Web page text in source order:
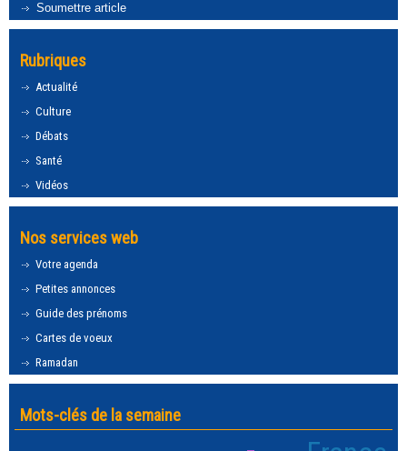
Soumettre article
Rubriques
Actualité
Culture
Débats
Santé
Vidéos
Nos services web
Votre agenda
Petites annonces
Guide des prénoms
Cartes de voeux
Ramadan
Mots-clés de la semaine